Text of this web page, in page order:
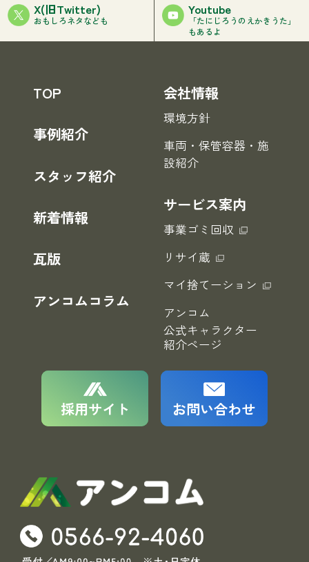
X(旧Twitter)
おもしろネタなども
Youtube
「たにじろうのえかきうた」
もあるよ
TOP
事例紹介
スタッフ紹介
新着情報
瓦版
アンコムコラム
会社情報
環境方針
車両・保管容器・施
設紹介
サービス案内
事業ゴミ回収
リサイ蔵
マイ捨てーション
アンコム
公式キャラクター
紹介ページ
採用サイト お問い合わせ